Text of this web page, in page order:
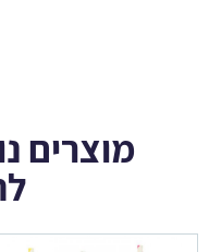
מוצרים